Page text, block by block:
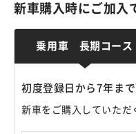
新車購入時にご加入
乗用車 長期コース
初度登録日から7年ま
新車をご購入していただ